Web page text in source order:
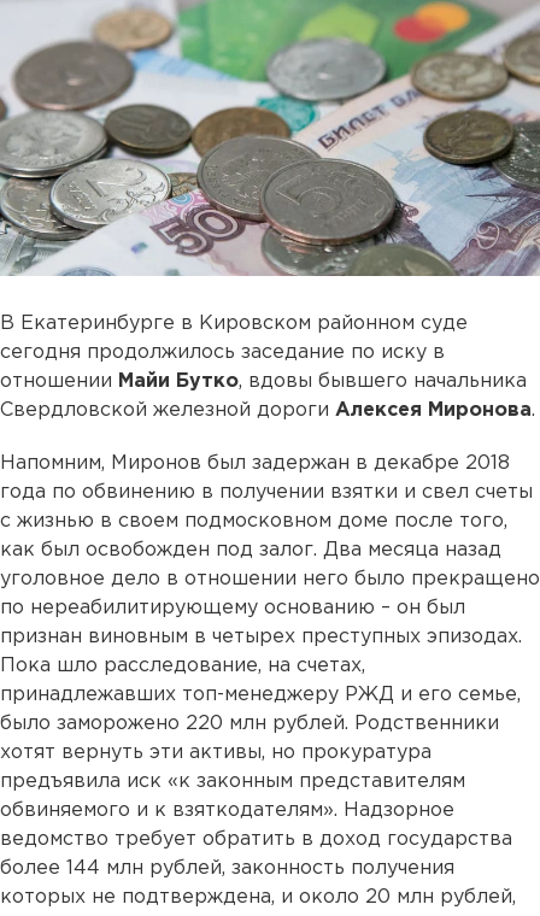
В Екатеринбурге в Кировском районном суде
сегодня продолжилось заседание по иску в
отношении Майи Бутко, вдовы бывшего начальника
Свердловской железной дороги Алексея Миронова.
Напомним, Миронов был задержан в декабре 2018
года по обвинению в получении взятки и свел счеты
с жизнью в своем подмосковном доме после того,
как был освобожден под залог. Два месяца назад
уголовное дело в отношении него было прекращено
по нереабилитирующему основанию – он был
признан виновным в четырех преступных эпизодах.
Пока шло расследование, на счетах,
принадлежавших топ-менеджеру РЖД и его семье,
было заморожено 220 млн рублей. Родственники
хотят вернуть эти активы, но прокуратура
предъявила иск «к законным представителям
обвиняемого и к взяткодателям». Надзорное
ведомство требует обратить в доход государства
более 144 млн рублей, законность получения
которых не подтверждена, и около 20 млн рублей,